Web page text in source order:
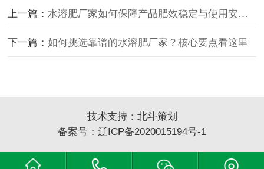
上一篇：水溶肥厂家如何保障产品肥效稳定与使用安全性？
下一篇：如何挑选靠谱的水溶肥厂家？核心要点看这里
技术支持： 北斗策划
备案号： 辽ICP备2020015194号-1